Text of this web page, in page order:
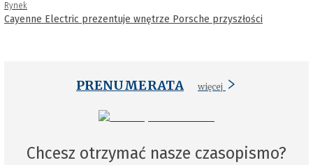
Rynek
Cayenne Electric prezentuje wnętrze Porsche przyszłości
PRENUMERATA więcej
Chcesz otrzymać nasze czasopismo?